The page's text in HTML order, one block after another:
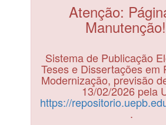
Atenção:
Sistema de Publicação
Teses e Dissertações em
Modernização, previsão
13/02/2026 pela
https://
.